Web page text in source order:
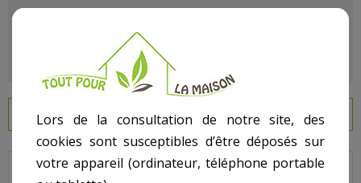
EN SAVOIR PLUS
Jardiner Malin c'est s'équiper en matériel fiable de grande
Lors de la consultation de notre site, des
cookies sont susceptibles d’être déposés sur
votre appareil (ordinateur, téléphone portable